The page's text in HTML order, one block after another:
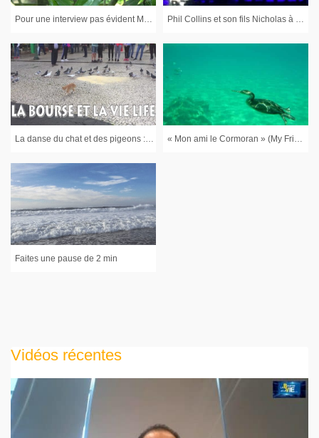
Pour une interview pas évident Mr Ecureuil : Derrière la Bourse, la Vie Phil Collins et son fils Nicholas à Bercy : Moment d'émotion pour son concert à l'#AccorHotelsArena
La danse du chat et des pigeons : La Bourse et la Vie Life « Mon ami le Cormoran » (My Friend The Cormorant)
Faites une pause de 2 min
Vidéos récentes